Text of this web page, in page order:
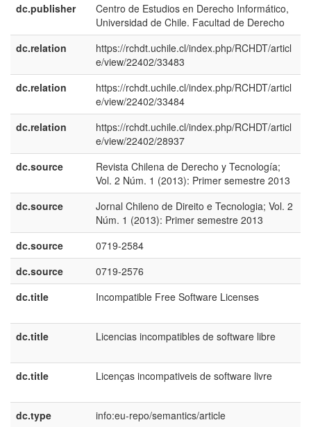
dc.publisher
Centro de Estudios en Derecho Informático,
Universidad de Chile. Facultad de Derecho
dc.relation
https://rchdt.uchile.cl/index.php/RCHDT/articl
e/view/22402/33483
dc.relation
https://rchdt.uchile.cl/index.php/RCHDT/articl
e/view/22402/33484
dc.relation
https://rchdt.uchile.cl/index.php/RCHDT/articl
e/view/22402/28937
dc.source
Revista Chilena de Derecho y Tecnología;
Vol. 2 Núm. 1 (2013): Primer semestre 2013
dc.source
Jornal Chileno de Direito e Tecnologia; Vol. 2
Núm. 1 (2013): Primer semestre 2013
dc.source
0719-2584
dc.source
0719-2576
dc.title
Incompatible Free Software Licenses
dc.title
Licencias incompatibles de software libre
dc.title
Licenças incompativeis de software livre
dc.type
info:eu-repo/semantics/article